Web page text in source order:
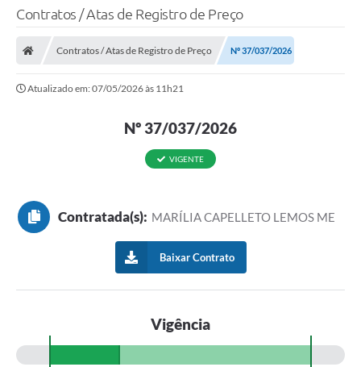
Contratos / Atas de Registro de Preço
Contratos / Atas de Registro de Preço Nº 37/037/2026
Atualizado em: 07/05/2026 às 11h21
Nº 37/037/2026
VIGENTE
Contratada(s): MARÍLIA CAPELLETO LEMOS ME
Baixar Contrato
Vigência